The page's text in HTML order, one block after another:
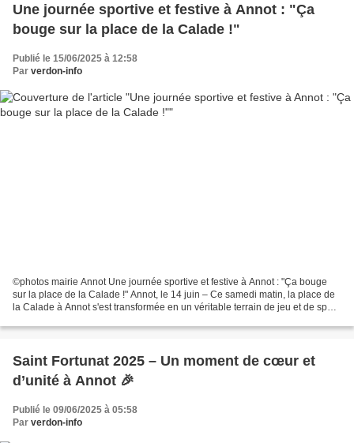
Une journée sportive et festive à Annot : "Ça
bouge sur la place de la Calade !"
Publié le 15/06/2025 à 12:58
Par verdon-info
©photos mairie Annot Une journée sportive et festive à Annot : "Ça bouge
sur la place de la Calade !" Annot, le 14 juin – Ce samedi matin, la place de
la Calade à Annot s'est transformée en un véritable terrain de jeu et de sport
Saint Fortunat 2025 – Un moment de cœur et
d’unité à Annot 🎉
Publié le 09/06/2025 à 05:58
Par verdon-info